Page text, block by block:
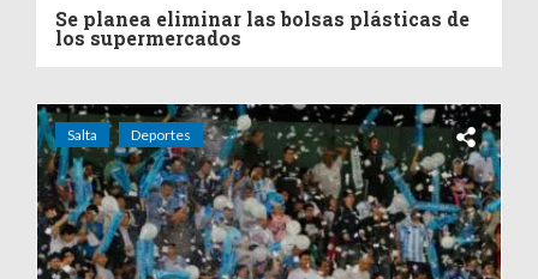
Se planea eliminar las bolsas plásticas de
los supermercados
Salta Deportes